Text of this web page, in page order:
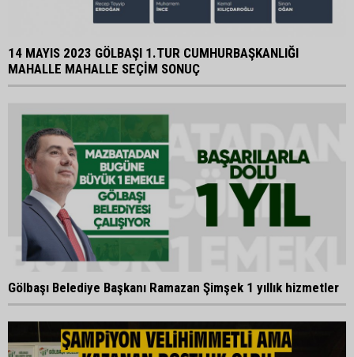
14 MAYIS 2023 GÖLBAŞI 1.TUR CUMHURBAŞKANLIĞI
MAHALLE MAHALLE SEÇİM SONUÇ
Gölbaşı Belediye Başkanı Ramazan Şimşek 1 yıllık hizmetler